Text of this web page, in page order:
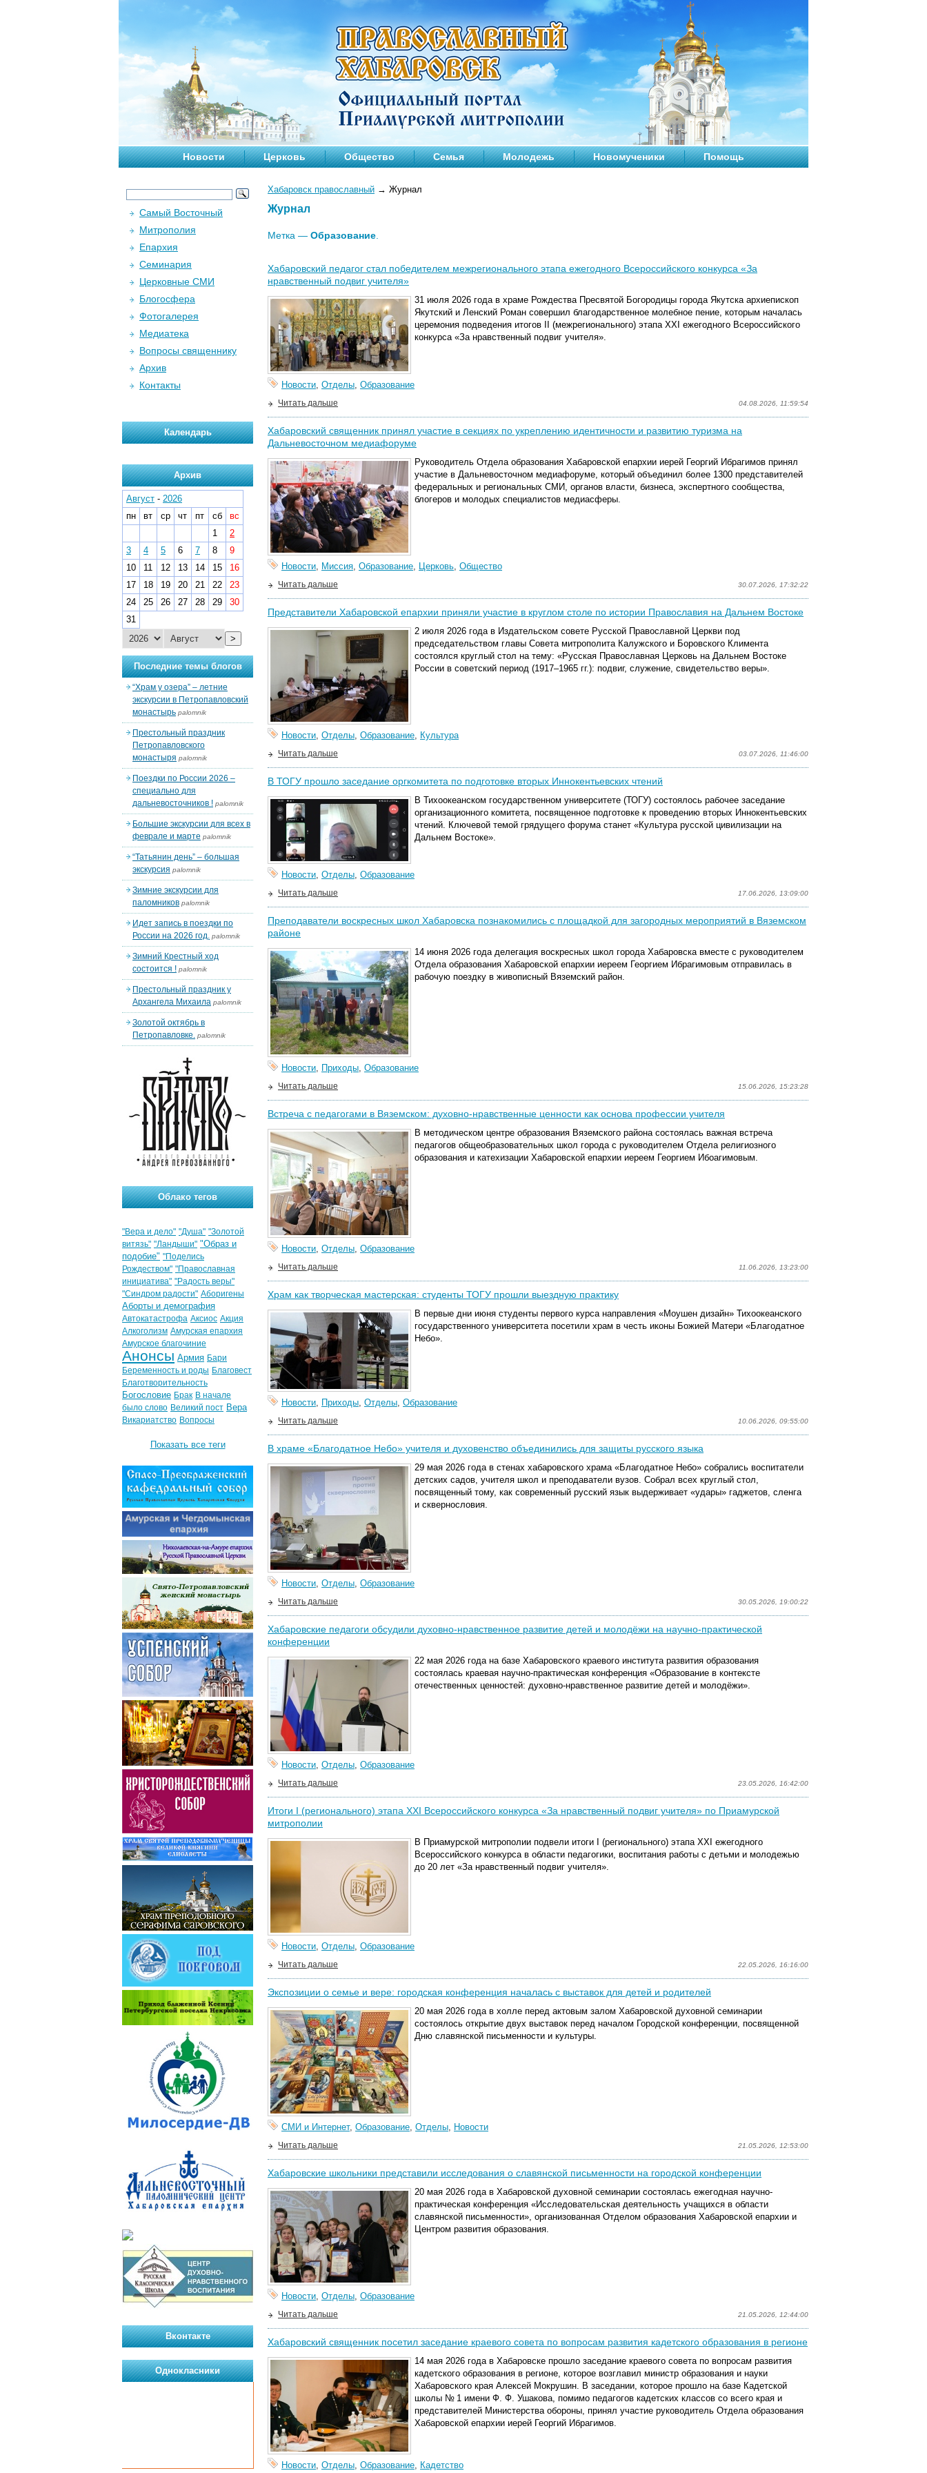
Новости Церковь Общество Семья Молодежь Новомученики Помощь
Хабаровск православный → Журнал
Журнал
Метка — Образование
Хабаровский педагог стал победителем межрегионального этапа ежегодного Всероссийского конкурса «За
нравственный подвиг учителя»
31 июля 2026 года в храме Рождества Пресвятой Богородицы города Якутска архиепископ
Якутский и Ленский Роман совершил благодарственное молебное пение, которым началась
церемония подведения итогов II (межрегионального) этапа XXI ежегодного Всероссийского
конкурса «За нравственный подвиг учителя».
Новости, Отделы, Образование
04.08.2026, 11:59:54
Читать дальше
Хабаровский священник принял участие в секциях по укреплению идентичности и развитию туризма на
Дальневосточном медиафоруме
Руководитель Отдела образования Хабаровской епархии иерей Георгий Ибрагимов принял
участие в Дальневосточном медиафоруме, который объединил более 1300 представителей
федеральных и региональных СМИ, органов власти, бизнеса, экспертного сообщества,
блогеров и молодых специалистов медиасферы.
Новости, Миссия, Образование, Церковь, Общество
30.07.2026, 17:32:22
Читать дальше
Представители Хабаровской епархии приняли участие в круглом столе по истории Православия на Дальнем Востоке
2 июля 2026 года в Издательском совете Русской Православной Церкви под
председательством главы Совета митрополита Калужского и Боровского Климента
состоялся круглый стол на тему: «Русская Православная Церковь на Дальнем Востоке
России в советский период (1917–1965 гг.): подвиг, служение, свидетельство веры».
Новости, Отделы, Образование, Культура
03.07.2026, 11:46:00
Читать дальше
В ТОГУ прошло заседание оргкомитета по подготовке вторых Иннокентьевских чтений
В Тихоокеанском государственном университете (ТОГУ) состоялось рабочее заседание
организационного комитета, посвященное подготовке к проведению вторых Иннокентьевских
чтений. Ключевой темой грядущего форума станет «Культура русской цивилизации на
Дальнем Востоке».
Новости, Отделы, Образование
17.06.2026, 13:09:00
Читать дальше
Преподаватели воскресных школ Хабаровска познакомились с площадкой для загородных мероприятий в Вяземском
районе
14 июня 2026 года делегация воскресных школ города Хабаровска вместе с руководителем
Отдела образования Хабаровской епархии иереем Георгием Ибрагимовым отправилась в
рабочую поездку в живописный Вяземский район.
Новости, Приходы, Образование
15.06.2026, 15:23:28
Читать дальше
Встреча с педагогами в Вяземском: духовно-нравственные ценности как основа профессии учителя
В методическом центре образования Вяземского района состоялась важная встреча
педагогов общеобразовательных школ города с руководителем Отдела религиозного
образования и катехизации Хабаровской епархии иереем Георгием Ибоагимовым.
Новости, Отделы, Образование
11.06.2026, 13:23:00
Читать дальше
Храм как творческая мастерская: студенты ТОГУ прошли выездную практику
В первые дни июня студенты первого курса направления «Моушен дизайн» Тихоокеанского
государственного университета посетили храм в честь иконы Божией Матери «Благодатное
Небо».
Новости, Приходы, Отделы, Образование
10.06.2026, 09:55:00
Читать дальше
В храме «Благодатное Небо» учителя и духовенство объединились для защиты русского языка
29 мая 2026 года в стенах хабаровского храма «Благодатное Небо» собрались воспитатели
детских садов, учителя школ и преподаватели вузов. Собрал всех круглый стол,
посвященный тому, как современный русский язык выдерживает «удары» гаджетов, сленга
и сквернословия.
Новости, Отделы, Образование
30.05.2026, 19:00:22
Читать дальше
Хабаровские педагоги обсудили духовно-нравственное развитие детей и молодёжи на научно-практической
конференции
22 мая 2026 года на базе Хабаровского краевого института развития образования
состоялась краевая научно-практическая конференция «Образование в контексте
отечественных ценностей: духовно-нравственное развитие детей и молодёжи».
Новости, Отделы, Образование
23.05.2026, 16:42:00
Читать дальше
Итоги I (регионального) этапа XХI Всероссийского конкурса «За нравственный подвиг учителя» по Приамурской
митрополии
В Приамурской митрополии подвели итоги I (регионального) этапа XXI ежегодного
Всероссийского конкурса в области педагогики, воспитания работы с детьми и молодежью
до 20 лет «За нравственный подвиг учителя».
Новости, Отделы, Образование
22.05.2026, 16:16:00
Читать дальше
Экспозиции о семье и вере: городская конференция началась с выставок для детей и родителей
20 мая 2026 года в холле перед актовым залом Хабаровской духовной семинарии
состоялось открытие двух выставок перед началом Городской конференции, посвященной
Дню славянской письменности и культуры.
СМИ и Интернет, Образование, Отделы, Новости
21.05.2026, 12:53:00
Читать дальше
Хабаровские школьники представили исследования о славянской письменности на городской конференции
20 мая 2026 года в Хабаровской духовной семинарии состоялась ежегодная научно-
практическая конференция «Исследовательская деятельность учащихся в области
славянской письменности», организованная Отделом образования Хабаровской епархии и
Центром развития образования.
Новости, Отделы, Образование
21.05.2026, 12:44:00
Читать дальше
Хабаровский священник посетил заседание краевого совета по вопросам развития кадетского образования в регионе
14 мая 2026 года в Хабаровске прошло заседание краевого совета по вопросам развития
кадетского образования в регионе, которое возглавил министр образования и науки
Хабаровского края Алексей Мокрушин. В заседании, которое прошло на базе Кадетской
школы № 1 имени Ф. Ф. Ушакова, помимо педагогов кадетских классов со всего края и
представителей Министерства обороны, принял участие руководитель Отдела образования
Хабаровской епархии иерей Георгий Ибрагимов.
Новости, Отделы, Образование, Кадетство
Самый Восточный
Митрополия
Епархия
Семинария
Церковные СМИ
Блогосфера
Фотогалерея
Медиатека
Вопросы священнику
Архив
Контакты
Календарь
Архив
Август - 2026
пн
вт ср чт пт сб
вс
1
2
3
4 5 6 7 8
9
10
11 12 13 14 15
16
17
18 19 20 21 22
23
24
25 26 27 28 29
30
31
>
Последние темы блогов
“Храм у озера” – летние
экскурсии в Петропавловский
монастырь palomnik
Престольный праздник
Петропавловского
монастыря palomnik
Поездки по России 2026 –
специально для
дальневосточников ! palomnik
Большие экскурсии для всех в
феврале и марте palomnik
“Татьянин день” – большая
экскурсия palomnik
Зимние экскурсии для
паломников palomnik
Идет запись в поездки по
России на 2026 год. palomnik
Зимний Крестный ход
состоится ! palomnik
Престольный праздник у
Архангела Михаила palomnik
Золотой октябрь в
Петропавловке. palomnik
Облако тегов
"Вера и дело" "Душа" "Золотой
витязь" "Ландыши" "Образ и
подобие" "Поделись
Рождеством" "Православная
инициатива" "Радость веры"
"Синдром радости" Аборигены
Аборты и демография
Автокатастрофа Аксиос Акция
Алкоголизм Амурская епархия
Амурское благочиние
Анонсы Армия Бари
Беременность и роды Благовест
Благотворительность
Богословие Брак В начале
было слово Великий пост Вера
Викариатство Вопросы
Показать все теги
Вконтакте
Однокласники